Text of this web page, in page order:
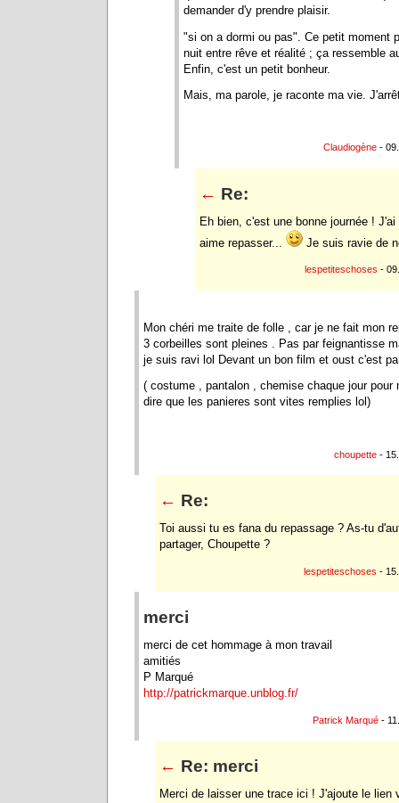
demander d'y prendre plaisir.
"si on a dormi ou pas". Ce petit moment
nuit entre rêve et réalité ; ça ressemble
Enfin, c'est un petit bonheur.
Mais, ma parole, je raconte ma vie.
Claudiogène -
← Re:
Eh bien, c'est une bonne journée !
aime repasser...
Je suis ravie de
lespetiteschoses -
Mon chéri me traite de folle , car je ne fait mon
3 corbeilles sont pleines . Pas par feignantisse
je suis ravi lol Devant un bon film et oust c'est
( costume , pantalon , chemise chaque jour pour
dire que les panieres sont vites remplies lol)
choupette -
← Re:
Toi aussi tu es fana du repassage ? As-tu
partager, Choupette ?
lespetiteschoses -
merci
merci de cet hommage à mon travail
amitiés
P Marqué
http://patrickmarque.unblog.fr/
Patrick Marqué -
← Re: merci
Merci de laisser une trace ici ! J'ajoute le lien